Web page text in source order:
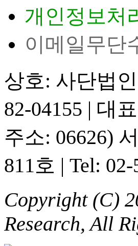
개인정보처
이메일무단
상호: 사단법
82-04155 | 대
주소: 06626)
811호 | Tel: 02-
Copyright (C)
Research, All